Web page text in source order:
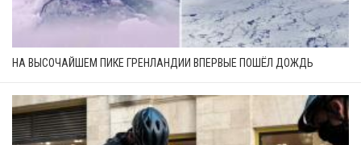
НА ВЫСОЧАЙШЕМ ПИКЕ ГРЕНЛАНДИИ ВПЕРВЫЕ ПОШЁЛ ДОЖДЬ